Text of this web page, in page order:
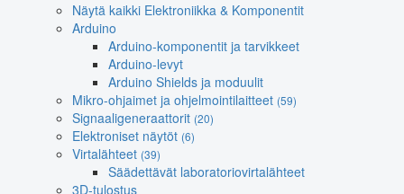
Näytä kaikki Elektroniikka & Komponentit
Arduino
Arduino-komponentit ja tarvikkeet
Arduino-levyt
Arduino Shields ja moduulit
Mikro-ohjaimet ja ohjelmointilaitteet (59)
Signaaligeneraattorit (20)
Elektroniset näytöt (6)
Virtalähteet (39)
Säädettävät laboratoriovirtalähteet
3D-tulostus